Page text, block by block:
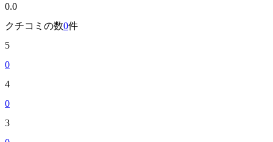
0.0
クチコミの数0件
5
0
4
0
3